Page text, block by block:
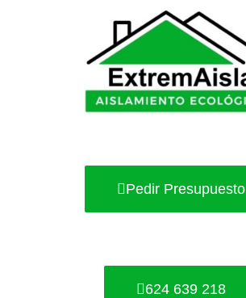
Pedir Presupuesto
624 639 218